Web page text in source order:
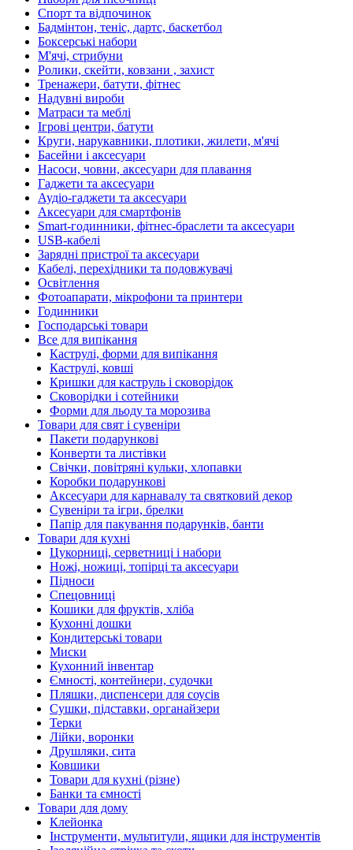
Спорт та відпочинок
Бадмінтон, теніс, дартс, баскетбол
Боксерські набори
М'ячі, стрибуни
Ролики, скейти, ковзани , захист
Тренажери, батути, фітнес
Надувні вироби
Матраси та меблі
Ігрові центри, батути
Круги, нарукавники, плотики, жилети, м'ячі
Басейни і аксесуари
Насоси, човни, аксесуари для плавання
Гаджети та аксесуари
Аудіо-гаджети та аксесуари
Аксесуари для смартфонів
Smart-годинники, фітнес-браслети та аксесуари
USB-кабелі
Зарядні пристрої та аксесуари
Кабелі, перехідники та подовжувачі
Освітлення
Фотоапарати, мікрофони та принтери
Годинники
Господарські товари
Все для випікання
Каструлі, форми для випікання
Каструлі, ковші
Кришки для каструль і сковорідок
Сковорідки і сотейники
Форми для льоду та морозива
Товари для свят і сувеніри
Пакети подарункові
Конверти та листівки
Свічки, повітряні кульки, хлопавки
Коробки подарункові
Аксесуари для карнавалу та святковий декор
Сувеніри та ігри, брелки
Папір для пакування подарунків, банти
Товари для кухні
Цукорниці, серветниці і набори
Ножі, ножиці, топірці та аксесуари
Підноси
Спецовниці
Кошики для фруктів, хліба
Кухонні дошки
Кондитерські товари
Миски
Кухонний інвентар
Ємності, контейнери, судочки
Пляшки, диспенсери для соусів
Сушки, підставки, органайзери
Терки
Лійки, воронки
Друшляки, сита
Ковшики
Товари для кухні (різне)
Банки та ємності
Товари для дому
Клейонка
Інструменти, мультитули, ящики для інструментів